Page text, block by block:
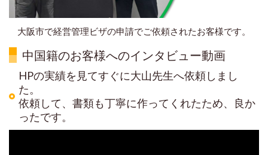
大阪市で経営管理ビザの申請でご依頼されたお客様です。
中国籍のお客様へのインタビュー動画
HPの実績を見てすぐに大山先生へ依頼しまし
た。
依頼して、書類も丁寧に作ってくれたため、良か
ったです。